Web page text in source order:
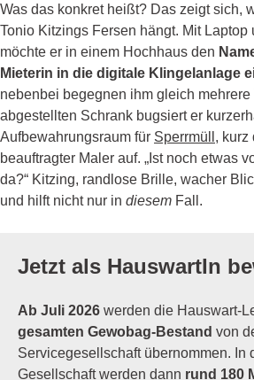
Was das konkret heißt? Das zeigt sich,
Tonio Kitzings Fersen hängt. Mit
möchte er in einem Hochhaus den
Mieterin in die digitale Klingelanlage
nebenbei begegnen ihm gleich
abgestellten Schrank bugsiert er
Aufbewahrungsraum für Sperrmüll , kurz
beauftragter Maler auf. „Ist noch etwas
da?“ Kitzing, randlose Brille, wacher
und hilft nicht nur in diesem Fall.
Jetzt als HauswartIn
Ab Juli 2026 werden die Hauswart-
gesamten Gewobag-Bestand von
Servicegesellschaft übernommen. In
Gesellschaft werden dann rund 180